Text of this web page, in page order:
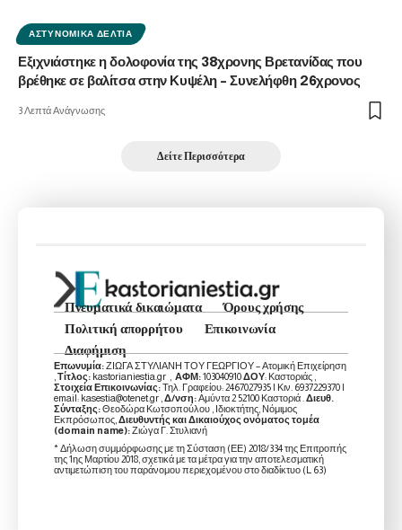
ΑΣΤΥΝΟΜΙΚΆ ΔΕΛΤΊΑ
Εξιχνιάστηκε η δολοφονία της 38χρονης Βρετανίδας που
βρέθηκε σε βαλίτσα στην Κυψέλη – Συνελήφθη 26χρονος
3 Λεπτά Ανάγνωσης
Δείτε Περισσότερα
Πνευματικά δικαιώματα
Όρους χρήσης
Πολιτική απορρήτου
Επικοινωνία
Διαφήμιση
Επωνυμία:ΖΙΩΓΑ ΣΤΥΛΙΑΝΗ ΤΟΥ ΓΕΩΡΓΙΟΥ – Ατομική Επιχείρηση
Τίτλος: kastorianiestia.gr , ΑΦΜ:103040910ΔΟΥ: Καστοριάς ,
Στοιχεία Επικοινωνίας:Τηλ. Γραφείου: 2467027935 | Κιν. 6937229370 |
email: kasestia@otenet.gr , Δ/νση:Αμύντα 2 52100 Καστοριά . Διευθ.
Σύνταξης:Θεοδώρα Κωτσοπούλου , Ιδιοκτήτης, Νόμιμος
Εκπρόσωπος, Διευθυντής και Δικαιούχος ονόματος τομέα
(domain name):Ζιώγα Γ. Στυλιανή
* Δήλωση συμμόρφωσης με τη Σύσταση (ΕΕ) 2018/334 της Επιτροπής
της 1ης Μαρτίου 2018, σχετικά με τα μέτρα για την αποτελεσματική
αντιμετώπιση του παράνομου περιεχομένου στο διαδίκτυο (L 63)